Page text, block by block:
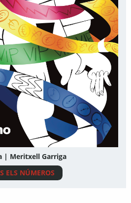
| Meritxell Garriga
ELS NÚMEROS